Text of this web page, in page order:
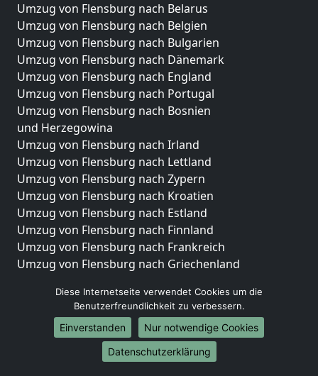
Umzug von Flensburg nach Belarus
Umzug von Flensburg nach Belgien
Umzug von Flensburg nach Bulgarien
Umzug von Flensburg nach Dänemark
Umzug von Flensburg nach England
Umzug von Flensburg nach Portugal
Umzug von Flensburg nach Bosnien
und Herzegowina
Umzug von Flensburg nach Irland
Umzug von Flensburg nach Lettland
Umzug von Flensburg nach Zypern
Umzug von Flensburg nach Kroatien
Umzug von Flensburg nach Estland
Umzug von Flensburg nach Finnland
Umzug von Flensburg nach Frankreich
Umzug von Flensburg nach Griechenland
Umzug von Flensburg nach Liechtenstein
Umzug von Flensburg nach Luxemburg
Umzug von Flensburg nach Niederlande
Umzug von Flensburg nach Norwegen
Diese Internetseite verwendet Cookies um die
Benutzerfreundlichkeit zu verbessern.
Einverstanden
Nur notwendige Cookies
Datenschutzerklärung